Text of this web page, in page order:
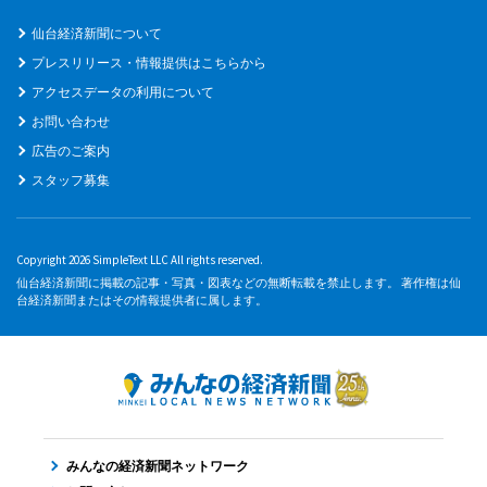
仙台経済新聞について
プレスリリース・情報提供はこちらから
アクセスデータの利用について
お問い合わせ
広告のご案内
スタッフ募集
Copyright 2026 SimpleText LLC All rights reserved.
仙台経済新聞に掲載の記事・写真・図表などの無断転載を禁止します。 著作権は仙
台経済新聞またはその情報提供者に属します。
みんなの経済新聞ネットワーク